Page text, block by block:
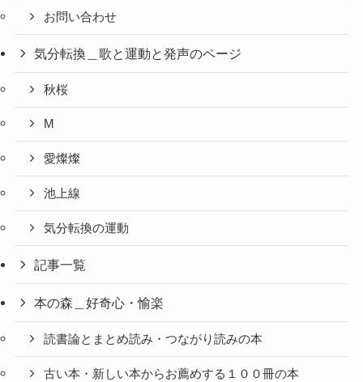
お問い合わせ
気分転換＿歌と運動と発声のページ
秋桜
M
愛燦燦
池上線
気分転換の運動
記事一覧
本の森＿好奇心・愉楽
読書論とまとめ読み・つながり読みの本
古い本・新しい本からお薦めする１００冊の本